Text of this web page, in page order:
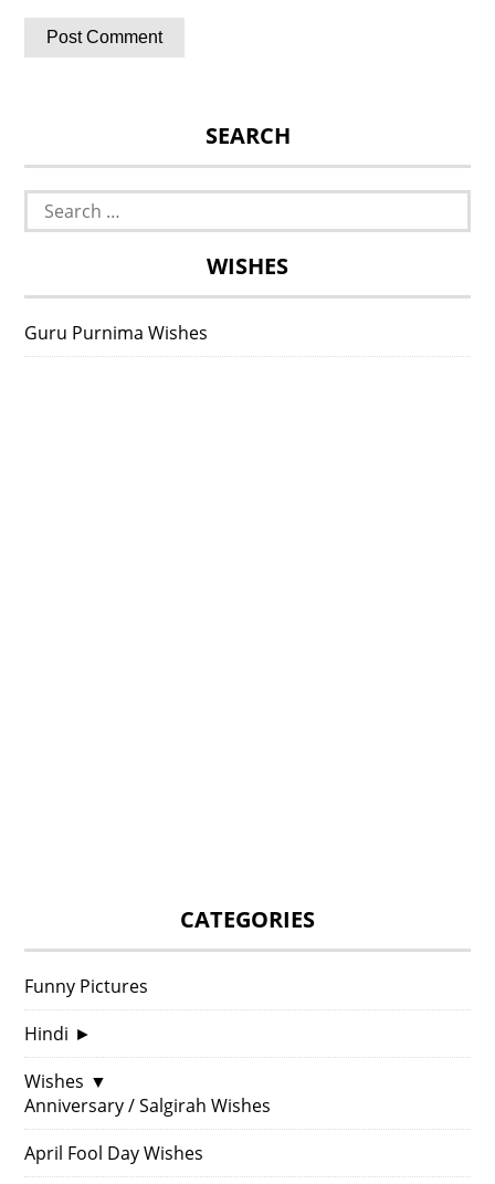
SEARCH
Search
for:
WISHES
Guru Purnima Wishes
CATEGORIES
Funny Pictures
Hindi ►
Wishes ▼
Anniversary / Salgirah Wishes
April Fool Day Wishes